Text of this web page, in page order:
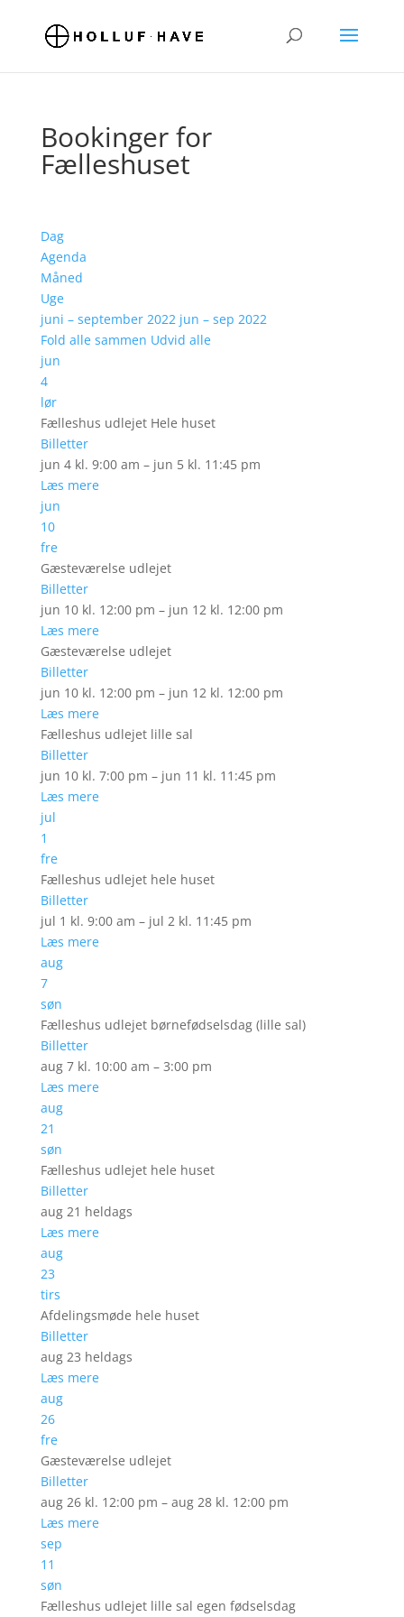
Bookinger for
Fælleshuset
Dag
Agenda
Måned
Uge
juni – september 2022 jun – sep 2022
Fold alle sammen Udvid alle
jun
4
lør
Fælleshus udlejet Hele huset
Billetter
jun 4 kl. 9:00 am – jun 5 kl. 11:45 pm
Læs mere
jun
10
fre
Gæsteværelse udlejet
Billetter
jun 10 kl. 12:00 pm – jun 12 kl. 12:00 pm
Læs mere
Gæsteværelse udlejet
Billetter
jun 10 kl. 12:00 pm – jun 12 kl. 12:00 pm
Læs mere
Fælleshus udlejet lille sal
Billetter
jun 10 kl. 7:00 pm – jun 11 kl. 11:45 pm
Læs mere
jul
1
fre
Fælleshus udlejet hele huset
Billetter
jul 1 kl. 9:00 am – jul 2 kl. 11:45 pm
Læs mere
aug
7
søn
Fælleshus udlejet børnefødselsdag (lille sal)
Billetter
aug 7 kl. 10:00 am – 3:00 pm
Læs mere
aug
21
søn
Fælleshus udlejet hele huset
Billetter
aug 21 heldags
Læs mere
aug
23
tirs
Afdelingsmøde hele huset
Billetter
aug 23 heldags
Læs mere
aug
26
fre
Gæsteværelse udlejet
Billetter
aug 26 kl. 12:00 pm – aug 28 kl. 12:00 pm
Læs mere
sep
11
søn
Fælleshus udlejet lille sal egen fødselsdag